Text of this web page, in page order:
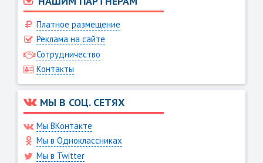
Платное размещение
Реклама на сайте
Сотрудничество
Контакты
МЫ В СОЦ. СЕТЯХ
Мы ВКонтакте
Мы в Одноклассниках
Мы в Twitter